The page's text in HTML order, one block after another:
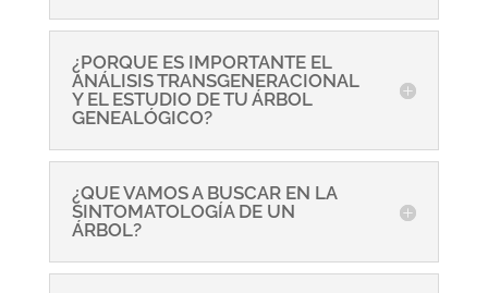
¿PORQUE ES IMPORTANTE EL
ANÁLISIS TRANSGENERACIONAL
Y EL ESTUDIO DE TU ÁRBOL
GENEALÓGICO?
¿QUE VAMOS A BUSCAR EN LA
SINTOMATOLOGÍA DE UN
ÁRBOL?